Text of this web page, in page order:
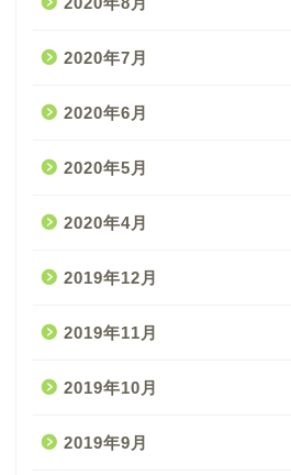
2020年7月
2020年6月
2020年5月
2020年4月
2019年12月
2019年11月
2019年10月
2019年9月